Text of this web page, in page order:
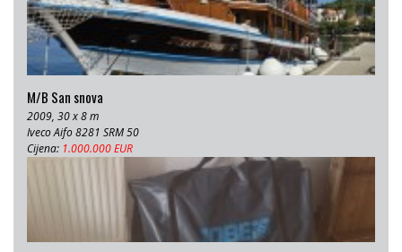
M/B San snova
2009, 30 x 8 m
Iveco Aifo 8281 SRM 50
Cijena: 1.000.000 EUR